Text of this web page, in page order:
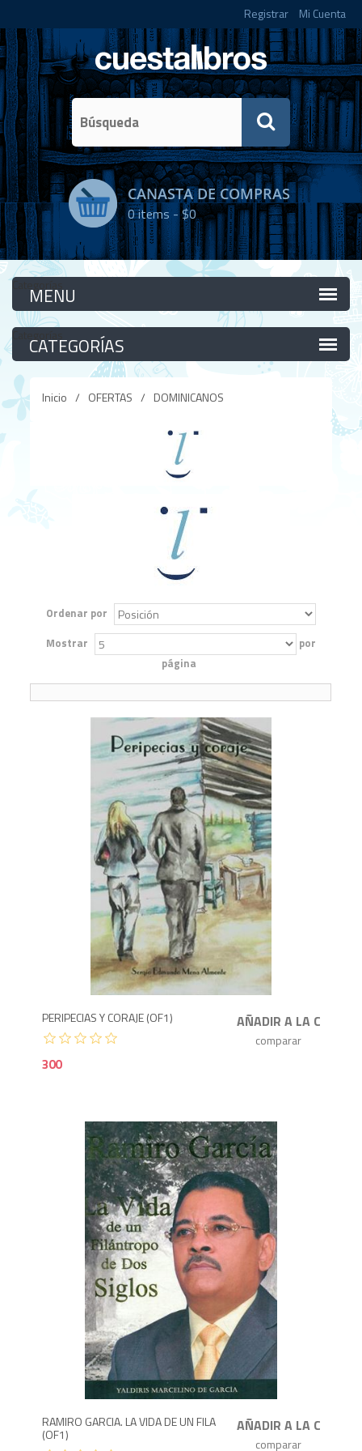
Registrar Mi Cuenta
CANASTA DE COMPRAS
0items -$0
Categorías
Categorías
Inicio / OFERTAS / DOMINICANOS
Ordenar por
Mostrar
por
página
PERIPECIAS Y CORAJE (OF1)
300
RAMIRO GARCIA. LA VIDA DE UN FILA
(OF1)